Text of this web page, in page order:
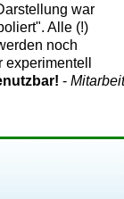
war
Alle (!)
noch
- Mitarbeit